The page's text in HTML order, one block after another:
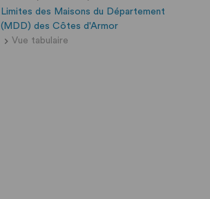
Limites des Maisons du Département
(MDD) des Côtes d'Armor
Vue tabulaire